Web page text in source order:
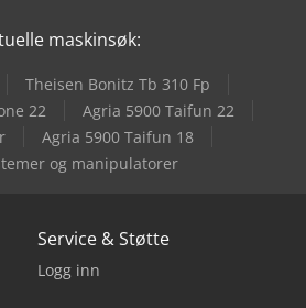
maskinsøk:
Theisen Bonitz Tb 310 Fp
22
Agria 5900 Taifun 22
Agria 5900 Taifun 18
og manipulatorer
Service & Støtte
Logg inn